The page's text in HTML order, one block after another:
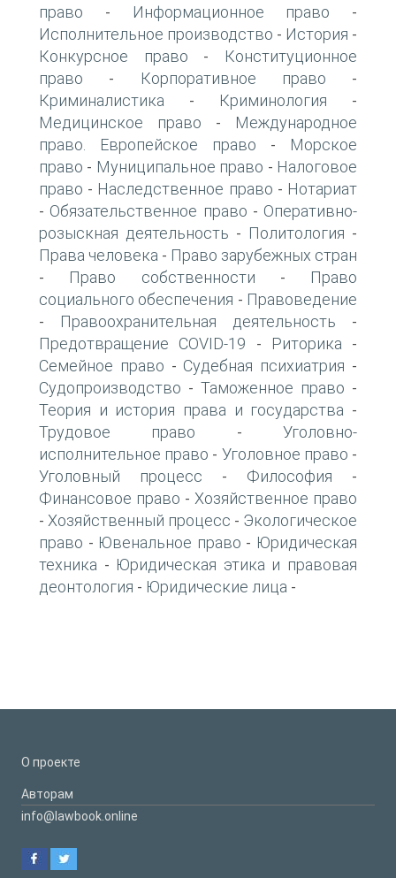
право - Информационное право -
Исполнительное производство - История -
Конкурсное право -
Конституционное
право - Корпоративное право -
Криминалистика - Криминология -
Медицинское право -
Международное
право. Европейское право -
Морское
право - Муниципальное право - Налоговое
право - Наследственное право - Нотариат
- Обязательственное право - Оперативно-
розыскная деятельность - Политология -
Права человека - Право зарубежных стран
- Право собственности -
Право
социального обеспечения - Правоведение
- Правоохранительная деятельность -
Предотвращение COVID-19 - Риторика -
Семейное право - Судебная психиатрия -
Судопроизводство - Таможенное право -
Теория и история права и государства -
Трудовое право -Уголовно-
исполнительное право - Уголовное право -
Уголовный процесс - Философия -
Финансовое право - Хозяйственное право
- Хозяйственный процесс - Экологическое
право - Ювенальное право - Юридическая
техника - Юридическая этика и правовая
деонтология - Юридические лица -
О проекте
Авторам
info@lawbook.online